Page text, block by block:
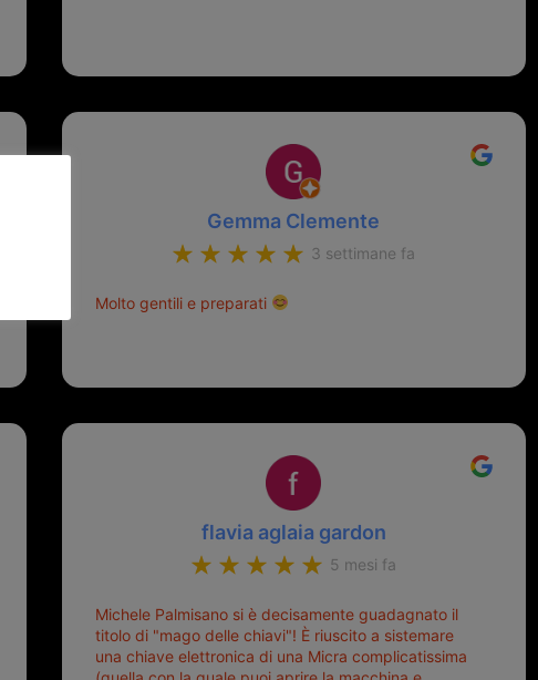
Gemma Clemente
3 settimane fa
Molto gentili e preparati
flavia aglaia gardon
5 mesi fa
Michele Palmisano si è decisamente guadagnato il
titolo di "mago delle chiavi"! È riuscito a sistemare
una chiave elettronica di una Micra complicatissima